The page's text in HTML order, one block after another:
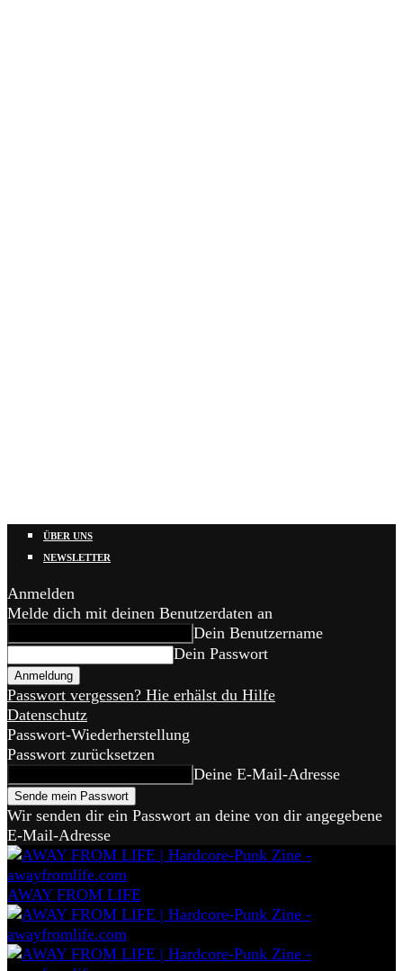
ÜBER UNS
NEWSLETTER
Anmelden
Melde dich mit deinen Benutzerdaten an
Dein Benutzername
Dein Passwort
Passwort vergessen? Hie erhälst du Hilfe
Datenschutz
Passwort-Wiederherstellung
Passwort zurücksetzen
Deine E-Mail-Adresse
Wir senden dir ein Passwort an deine von dir angegebene
E-Mail-Adresse
AWAY FROM LIFE